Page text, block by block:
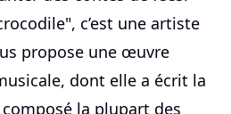
c’est une artiste
propose une œuvre
dont elle a écrit la
la plupart des